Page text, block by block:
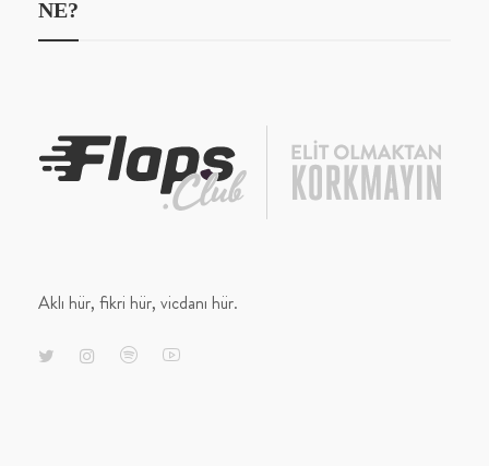
NE?
Aklı hür, fikri hür, vicdanı hür.